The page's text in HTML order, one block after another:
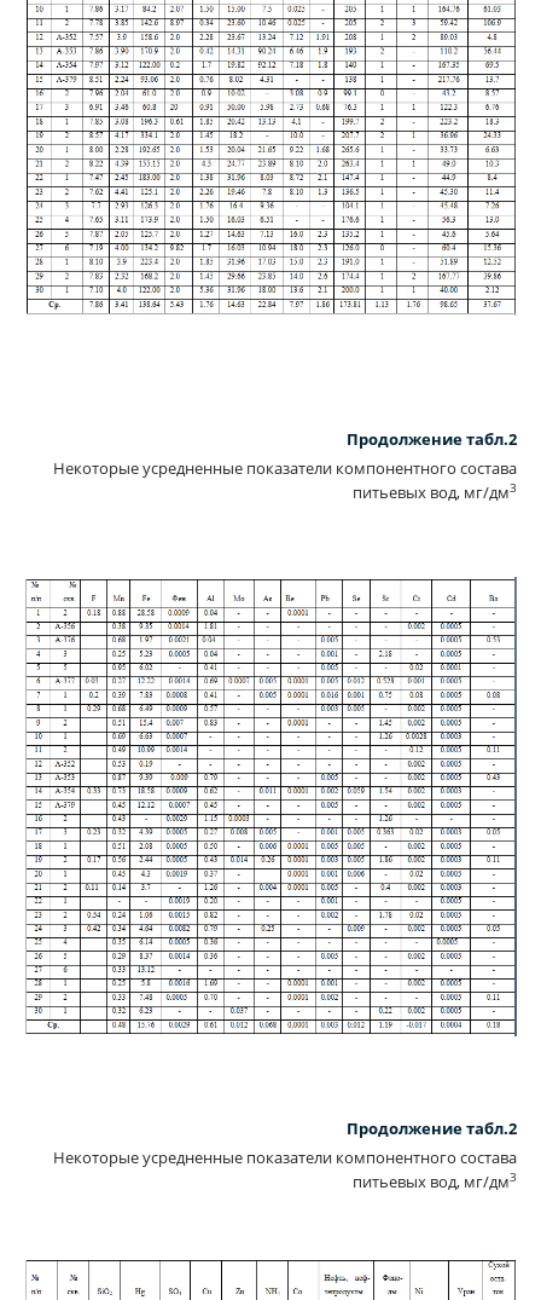
Продолжение табл.2
Некоторые усредненные показатели компонентного состава
питьевых вод, мг/дм3
Продолжение табл.2
Некоторые усредненные показатели компонентного состава
питьевых вод, мг/дм3